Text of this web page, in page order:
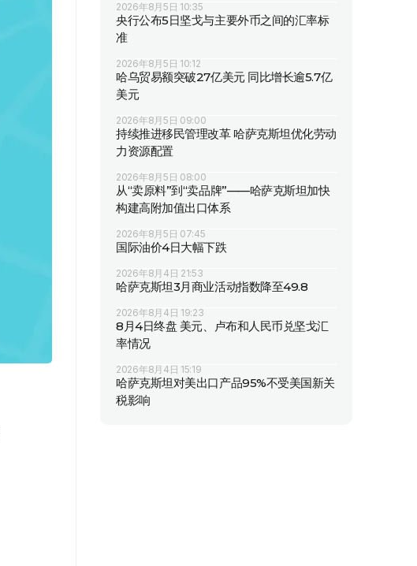
2026年8月5日 10:35
央行公布5日坚戈与主要外币之间的汇率标
准
2026年8月5日 10:12
哈乌贸易额突破27亿美元 同比增长逾5.7亿
美元
2026年8月5日 09:00
持续推进移民管理改革 哈萨克斯坦优化劳动
力资源配置
2026年8月5日 08:00
从“卖原料”到“卖品牌”——哈萨克斯坦加快
构建高附加值出口体系
2026年8月5日 07:45
国际油价4日大幅下跌
2026年8月4日 21:53
哈萨克斯坦3月商业活动指数降至49.8
2026年8月4日 19:23
8月4日终盘 美元、卢布和人民币兑坚戈汇
率情况
2026年8月4日 15:19
哈萨克斯坦对美出口产品95%不受美国新关
税影响